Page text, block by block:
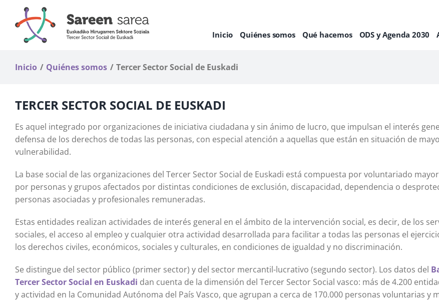
contenido
Inicio Quiénes somos Qué hacemos ODS y Agenda 2030
Inicio Quiénes somos Tercer Sector Social de Euskadi
TERCER SECTOR SOCIAL DE EUSKADI
Es aquel integrado por organizaciones de iniciativa ciudadana y sin ánimo de lucro, que impulsan el interés
defensa de los derechos de todas las personas, con especial atención a aquellas que están en situación de
vulnerabilidad.
La base social de las organizaciones del Tercer Sector Social de Euskadi está compuesta por voluntariado
por personas y grupos afectados por distintas condiciones de exclusión, discapacidad, dependencia o
personas asociadas y profesionales remuneradas.
Estas entidades realizan actividades de interés general en el ámbito de la intervención social, es decir, de los
sociales, el acceso al empleo y cualquier otra actividad desarrollada para facilitar a todas las personas el
los derechos civiles, económicos, sociales y culturales, en condiciones de igualdad y no discriminación.
Se distingue del sector público (primer sector) y del sector mercantil-lucrativo (segundo sector). Los datos del
Tercer Sector Social en Euskadi dan cuenta de la dimensión del Tercer Sector Social vasco: más de 4.200
y actividad en la Comunidad Autónoma del País Vasco, que agrupan a cerca de 170.000 personas voluntarias y